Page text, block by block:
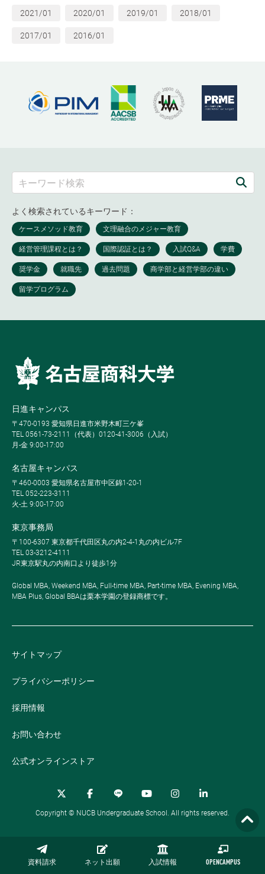
資料請求 ネット出願 入試情報 OPENCAMPUS
2021/01 2020/01 2019/01 2018/01
2017/01 2016/01
よく検索されているキーワード：
日進キャンパス
〒470-0193 愛知県日進市米野木町三ケ峯
TEL 0561-73-2111（代表）0120-41-3006（入試）
月-金 9:00-17:00
名古屋キャンパス
〒460-0003 愛知県名古屋市中区錦1-20-1
TEL 052-223-3111
火-土 9:00-17:00
東京事務局
〒100-6307 東京都千代田区丸の内2-4-1丸の内ビル7F
TEL 03-3212-4111
JR東京駅丸の内南口より徒歩1分
Global MBA, Weekend MBA, Full-time MBA, Part-time MBA, Evening MBA,
MBA Plus, Global BBAは栗本学園の登録商標です。
サイトマップ
プライバシーポリシー
採用情報
お問い合わせ
公式オンラインストア
Copyright © NUCB Undergraduate School. All rights reserved.